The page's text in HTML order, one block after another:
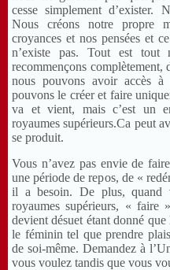
cesse simplement d’exister.
Nous créons notre propre
croyances et nos pensées et
n’existe pas. Tout est tout
recommençons complètement,
nous pouvons avoir accès
pouvons le créer et faire
va et vient, mais c’est un
royaumes supérieurs.Ca peut
se produit.
Vous n’avez pas envie de
une période de repos, de «
il a besoin. De plus, quand
royaumes supérieurs, « faire
devient désuet étant donné
le féminin tel que prendre
de soi-même. Demandez à
vous voulez tandis que vous